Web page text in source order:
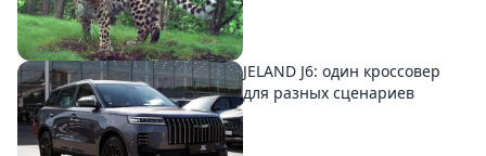
JELAND J6: один кроссовер
для разных сценариев